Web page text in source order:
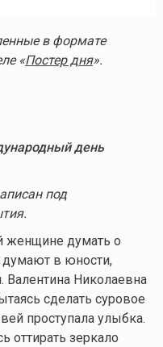
в формате
«Постер дня».
день
под
женщине думать о
думают в юности,
Валентина Николаевна
сделать суровое
проступала улыбка.
оттирать зеркало